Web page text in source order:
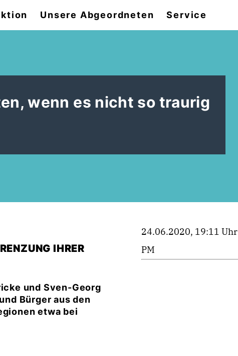
Unsere Abgeordneten Service
wenn es nicht so traurig
IHRER
und Sven-Georg
Bürger aus den
etwa bei
24.06.2020, 19:11 Uhr
PM